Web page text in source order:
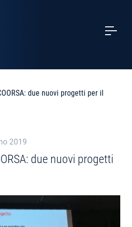
due nuovi progetti per il
2019
due nuovi progetti